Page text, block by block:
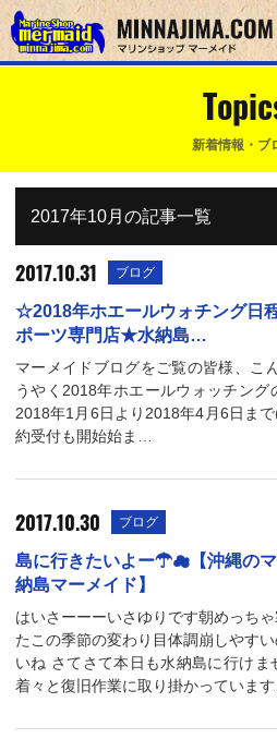
新着情報・ブ
2017年10月の記事一覧
2017.10.31 ブログ
☆2018年ホエールウォチング日
ポーツ専門店★水納島…
マーメイドブログをご覧の皆様、こ
うやく2018年ホエールウォッチング
2018年1月6日より2018年4月6日ま
約受付も開始始ま…
2017.10.30 ブログ
島に行きたいよー☂☁【沖縄の
納島マーメイド】
はいさーーーいさゆりです朝めっち
たこの季節の変わり目体調崩しやす
いね さてさて本日も水納島に行け
着々と復旧作業に取り掛かっています